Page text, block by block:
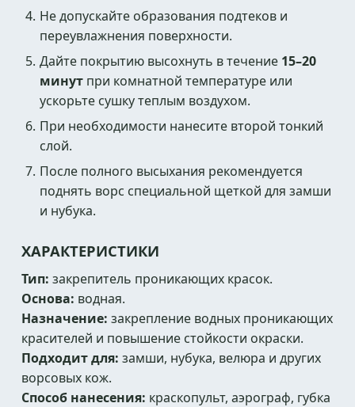
Не допускайте образования подтеков и
переувлажнения поверхности.
Дайте покрытию высохнуть в течение 15–20
минут при комнатной температуре или
ускорьте сушку теплым воздухом.
При необходимости нанесите второй тонкий
слой.
После полного высыхания рекомендуется
поднять ворс специальной щеткой для замши
и нубука.
ХАРАКТЕРИСТИКИ
Тип: закрепитель проникающих красок.
Основа: водная.
Назначение: закрепление водных проникающих
красителей и повышение стойкости окраски.
Подходит для: замши, нубука, велюра и других
ворсовых кож.
Способ нанесения: краскопульт, аэрограф, губка